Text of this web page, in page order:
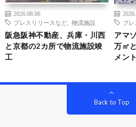
2026.08.06
プレスリリースなど
物流施設
阪急阪神不動産、兵庫・川西
と京都の2カ所で物流施設竣
工
プレ
アマ
万㎡
メン
Back to Top